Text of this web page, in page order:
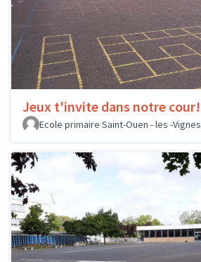
Jeux t'invite dans notre cour!
Ecole primaire Saint-Ouen - les -Vignes